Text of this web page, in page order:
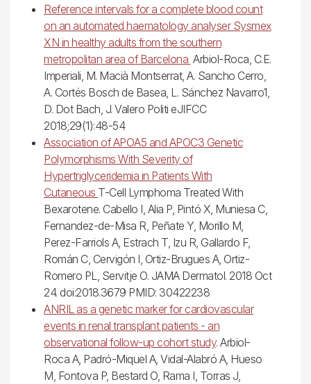
Reference intervals for a complete blood count
on an automated haematology analyser Sysmex
XN in healthy adults from the southern
metropolitan area of Barcelona Arbiol-Roca, C.E.
Imperiali, M. Macià Montserrat, A. Sancho Cerro,
A. Cortés Bosch de Basea, L. Sánchez Navarro1,
D. Dot Bach, J. Valero Politi eJIFCC
2018;29(1):48-54
Association of APOA5 and APOC3 Genetic
Polymorphisms With Severity of
Hypertriglyceridemia in Patients With
Cutaneous T-Cell Lymphoma Treated With
Bexarotene. Cabello I, Alia P, Pintó X, Muniesa C,
Fernandez-de-Misa R, Peñate Y, Morillo M,
Perez-Farriols A, Estrach T, Izu R, Gallardo F,
Román C, Cervigón I, Ortiz-Brugues A, Ortiz-
Romero PL, Servitje O. JAMA Dermatol. 2018 Oct
24. doi:2018.3679 PMID: 30422238
ANRIL as a genetic marker for cardiovascular
events in renal transplant patients - an
observational follow-up cohort study. Arbiol-
Roca A, Padró-Miquel A, Vidal-Alabró A, Hueso
M, Fontova P, Bestard O, Rama I, Torras J,